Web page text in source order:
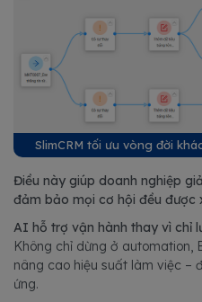
SlimCRM tối ưu vòng đời
Điều này giúp doanh nghiệp
đảm bảo mọi cơ hội đều được
AI hỗ trợ vận hành thay vì chỉ
Không chỉ dừng ở automation,
nâng cao hiệu suất làm việc –
ứng.